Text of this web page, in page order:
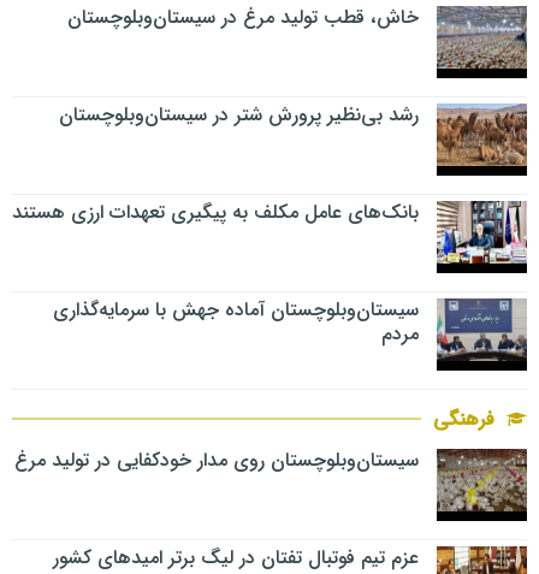
خاش، قطب تولید مرغ در سیستان‌وبلوچستان
رشد بی‌نظیر پرورش شتر در سیستان‌وبلوچستان
بانک‌های عامل مکلف به پیگیری تعهدات ارزی هستند
سیستان‌وبلوچستان آماده جهش با سرمایه‌گذاری
مردم
فرهنگی
سیستان‌وبلوچستان روی مدار خودکفایی در تولید مرغ
عزم تیم فوتبال تفتان در لیگ برتر امیدهای کشور